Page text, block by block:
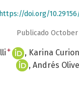
https://doi.org/10.29156/
Publicado October
+ Karina
Andrés